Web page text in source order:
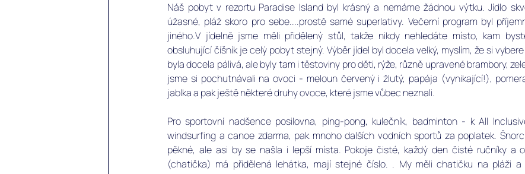
Náš pobyt v rezortu Paradise Island byl krásný a nemáme žádnou výtku. Jídlo
úžasné, pláž skoro pro sebe....prostě samé superlativy. Večerní program byl
jiného.V jídelně jsme měli přidělený stůl, takže nikdy nehledáte místo, kam
obsluhující číšník je celý pobyt stejný. Výběr jídel byl docela velký, myslím, že si
byla docela pálivá, ale byly tam i těstoviny pro děti, rýže, různě upravené brambory,
jsme si pochutnávali na ovoci - meloun červený i žlutý, papája (vynikající!),
jablka a pak ještě některé druhy ovoce, které jsme vůbec neznali.
Pro sportovní nadšence posilovna, ping-pong, kulečník, badminton - k All
windsurfing a canoe zdarma, pak mnoho dalších vodních sportů za poplatek.
pěkné, ale asi by se našla i lepší místa. Pokoje čisté, každý den čisté ručníky a
(chatička) má přidělená lehátka, mají stejné číslo. . My měli chatičku na pláži